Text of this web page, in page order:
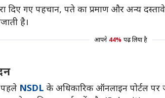
दिए गए पहचान, पते का प्रमाण और अन्य
है।
आपने 44% पढ़ लिया है
NSDL के अधिकारिक ऑनलाइन पोर्टल पर